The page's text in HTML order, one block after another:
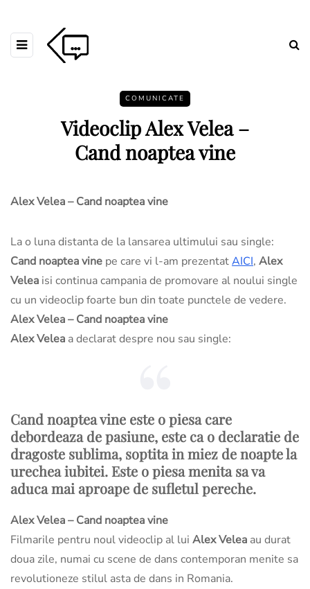
COMUNICATE
Videoclip Alex Velea –
Cand noaptea vine
Alex Velea – Cand noaptea vine
La o luna distanta de la lansarea ultimului sau single:
Cand noaptea vine pe care vi l-am prezentatAICI, Alex
Velea isi continua campania de promovare al noului single
cu un videoclip foarte bun din toate punctele de vedere.
Alex Velea – Cand noaptea vine
Alex Velea a declarat despre nou sau single:
Cand noaptea vine este o piesa care
debordeaza de pasiune, este ca o declaratie de
dragoste sublima, soptita in miez de noapte la
urechea iubitei. Este o piesa menita sa va
aduca mai aproape de sufletul pereche.
Alex Velea – Cand noaptea vine
Filmarile pentru noul videoclip al lui Alex Velea au durat
doua zile, numai cu scene de dans contemporan menite sa
revolutioneze stilul asta de dans in Romania.